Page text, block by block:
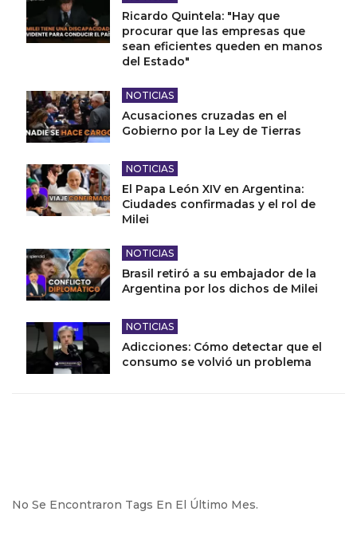
Ricardo Quintela: "Hay que
procurar que las empresas que
sean eficientes queden en manos
del Estado"
NOTICIAS
Acusaciones cruzadas en el
Gobierno por la Ley de Tierras
NOTICIAS
El Papa León XIV en Argentina:
Ciudades confirmadas y el rol de
Milei
NOTICIAS
Brasil retiró a su embajador de la
Argentina por los dichos de Milei
NOTICIAS
Adicciones: Cómo detectar que el
consumo se volvió un problema
No Se Encontraron Tags En El Último Mes.